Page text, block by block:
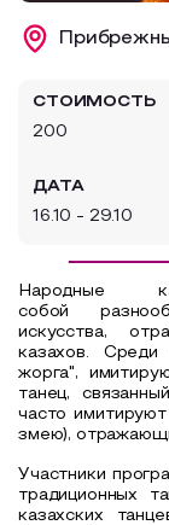
СТОИМОСТЬ
200
ДАТА
16.10 - 29.10
Народные
собой
искусства,
казахов.
жорга",
танец,
часто
змею),
Участники
традиционных
казахских